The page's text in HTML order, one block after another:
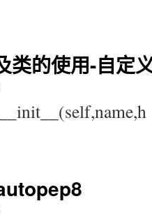
类的使用-自定